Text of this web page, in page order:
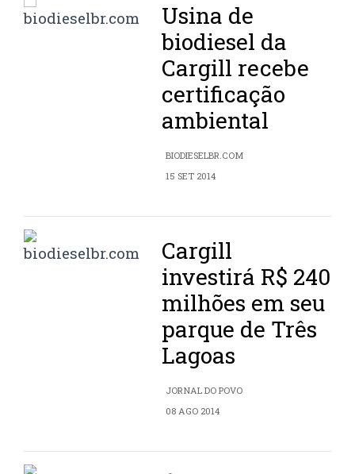
Usina de
biodiesel da
Cargill recebe
certificação
ambiental
BIODIESELBR.COM
15 SET 2014
Cargill
investirá R$ 240
milhões em seu
parque de Três
Lagoas
JORNAL DO POVO
08 AGO 2014